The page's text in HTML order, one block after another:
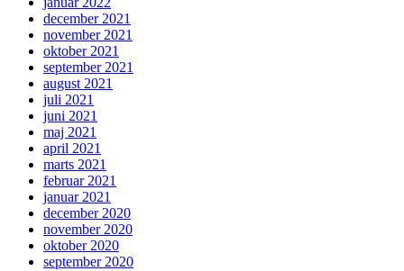
december 2021
november 2021
oktober 2021
september 2021
august 2021
juli 2021
juni 2021
maj 2021
april 2021
marts 2021
februar 2021
januar 2021
december 2020
november 2020
oktober 2020
september 2020